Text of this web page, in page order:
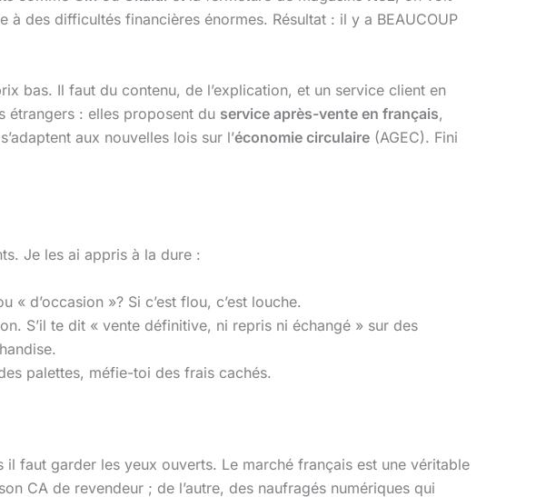
des difficultés financières énormes. Résultat : il y a BEAUCOUP
bas. Il faut du contenu, de l’explication, et un service client en
étrangers : elles proposent du service après-vente en français,
aux nouvelles lois sur l’économie circulaire (AGEC). Fini
Je les ai appris à la dure :
« d’occasion »? Si c’est flou, c’est louche.
S’il te dit « vente définitive, ni repris ni échangé » sur des
palettes, méfie-toi des frais cachés.
il faut garder les yeux ouverts. Le marché français est une véritable
CA de revendeur ; de l’autre, des naufragés numériques qui